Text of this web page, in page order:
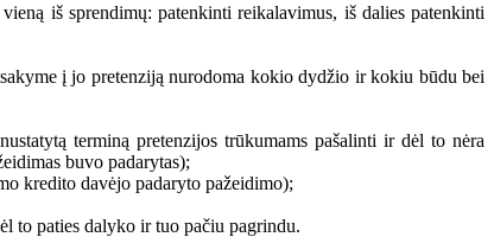
iš sprendimų: patenkinti reikalavimus, iš dalies patenkinti
į jo pretenziją nurodoma kokio dydžio ir kokiu būdu bei
terminą pretenzijos trūkumams pašalinti ir dėl to nėra
buvo padarytas);
kredito davėjo padaryto pažeidimo);
to paties dalyko ir tuo pačiu pagrindu.